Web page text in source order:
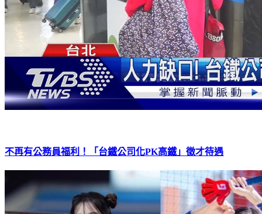
不再有公務員福利！「台鐵公司化PK高鐵」徵才待遇